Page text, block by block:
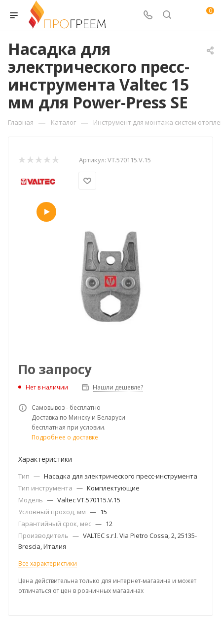
0
Насадка для
электрического пресс-
инструмента Valtec 15
мм для Power-Press SЕ
Главная — Каталог — Инструмент для монтажа систем
Артикул: VT.570115.V.15
По запросу
Нет в наличии Нашли дешевле?
Самовывоз - бесплатно
Доставка по Минску и Беларуси
бесплатная при условии.
Подробнее о доставке
Характеристики
Тип — Насадка для электрического пресс-инструмента
Тип инструмента — Комплектующие
Модель — Valtec VT.570115.V.15
Условный проход, мм — 15
Гарантийный срок, мес — 12
Производитель — VALTEC s.r.l. Via Pietro Cossa, 2, 25135-
Brescia, Италия
Все характеристики
Цена действительна только для интернет-магазина и может
отличаться от цен в розничных магазинах